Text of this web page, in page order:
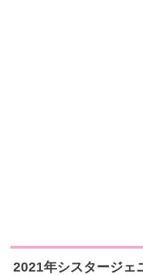
2021年シスタージェ